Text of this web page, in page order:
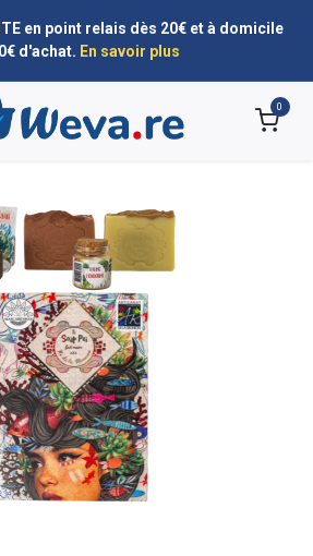
en point relais dès 20€ et à domicile
d'achat. En savoir plus
0